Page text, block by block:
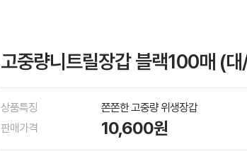
고중량니트릴장갑 블랙100매 (
상품특징
쫀쫀한 고중량 위생장갑
판매가격
10,600원